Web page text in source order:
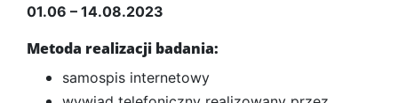
01.06 – 14.08.2023
Metoda realizacji badania:
samospis internetowy